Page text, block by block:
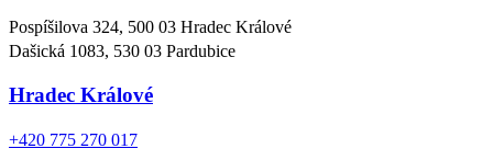
Pospíšilova 324, 500 03 Hradec Králové
Dašická 1083, 530 03 Pardubice
Hradec Králové
+420 775 270 017